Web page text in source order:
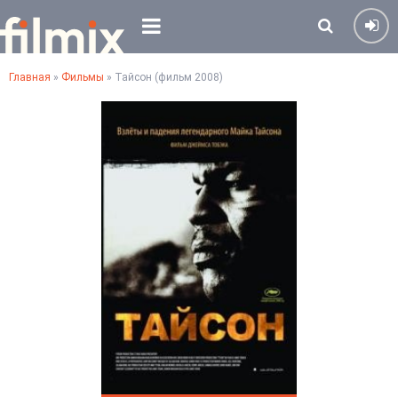
Главная » Фильмы » Тайсон (фильм 2008)